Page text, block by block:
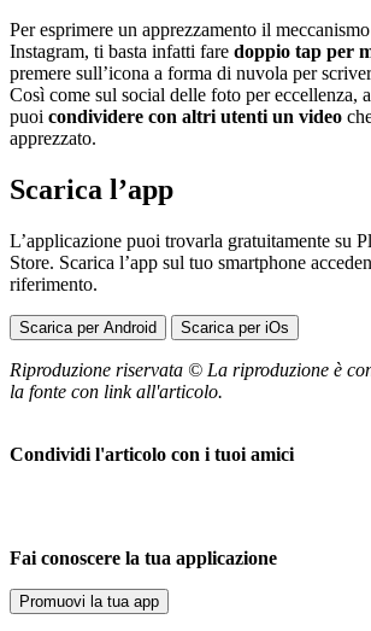
Per esprimere un apprezzamento il
Instagram, ti basta infatti fare doppio tap per
premere sull’icona a forma di nuvola per
Così come sul social delle foto per eccellenza,
puoi condividere con altri utenti un video
apprezzato.
Scarica l’app
L’applicazione puoi trovarla gratuitamente su
Store. Scarica l’app sul tuo smartphone
riferimento.
Scarica per Android Scarica per iOs
Riproduzione riservata © La riproduzione è
la fonte con link all'articolo.
Condividi l'articolo con i tuoi amici
Fai conoscere la tua applicazione
Promuovi la tua app